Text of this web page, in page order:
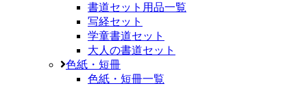
書道セット用品一覧
写経セット
学童書道セット
大人の書道セット
色紙・短冊
色紙・短冊一覧